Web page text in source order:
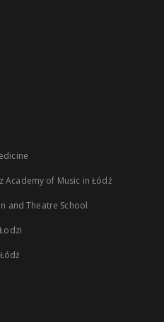
Academy of Music in Łódź
and Theatre School